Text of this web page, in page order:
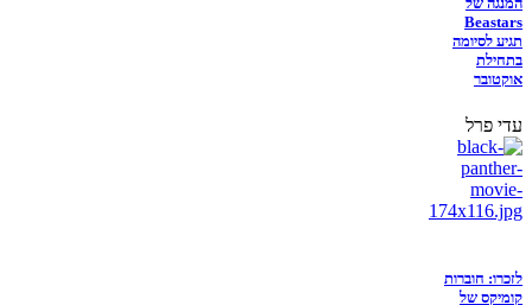
Beastars
תגיע לסיומה
בתחילת
אוקטובר
עדי פרל
לזכרו: חוברות
קומיקס של